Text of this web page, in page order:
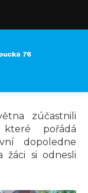
zúčastnili
pořádá
dopoledne
žáci si odnesli